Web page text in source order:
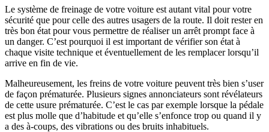
Le système de freinage de votre voiture est autant vital pour votre
sécurité que pour celle des autres usagers de la route. Il doit rester en
très bon état pour vous permettre de réaliser un arrêt prompt face à
un danger. C’est pourquoi il est important de vérifier son état à
chaque visite technique et éventuellement de les remplacer lorsqu’il
arrive en fin de vie.
Malheureusement, les freins de votre voiture peuvent très bien s’user
de façon prématurée. Plusieurs signes annonciateurs sont révélateurs
de cette usure prématurée. C’est le cas par exemple lorsque la pédale
est plus molle que d’habitude et qu’elle s’enfonce trop ou quand il y
a des à-coups, des vibrations ou des bruits inhabituels.